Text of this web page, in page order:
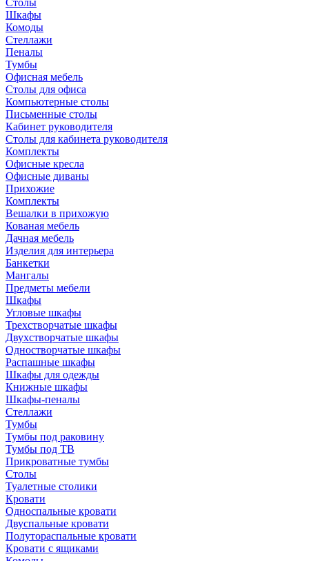
Столы
Шкафы
Комоды
Стеллажи
Пеналы
Тумбы
Офисная мебель
Столы для офиса
Компьютерные столы
Письменные столы
Кабинет руководителя
Столы для кабинета руководителя
Комплекты
Офисные кресла
Офисные диваны
Прихожие
Комплекты
Вешалки в прихожую
Кованая мебель
Дачная мебель
Изделия для интерьера
Банкетки
Мангалы
Предметы мебели
Шкафы
Угловые шкафы
Трехстворчатые шкафы
Двухстворчатые шкафы
Одностворчатые шкафы
Распашные шкафы
Шкафы для одежды
Книжные шкафы
Шкафы-пеналы
Стеллажи
Тумбы
Тумбы под раковину
Тумбы под ТВ
Прикроватные тумбы
Столы
Туалетные столики
Кровати
Односпальные кровати
Двуспальные кровати
Полутораспальные кровати
Кровати с ящиками